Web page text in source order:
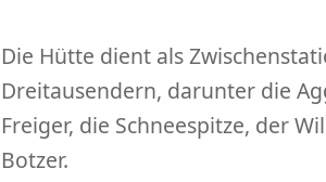
Die Hütte dient als
Dreitausendern, darunter die
Freiger, die Schneespitze, der
Botzer.